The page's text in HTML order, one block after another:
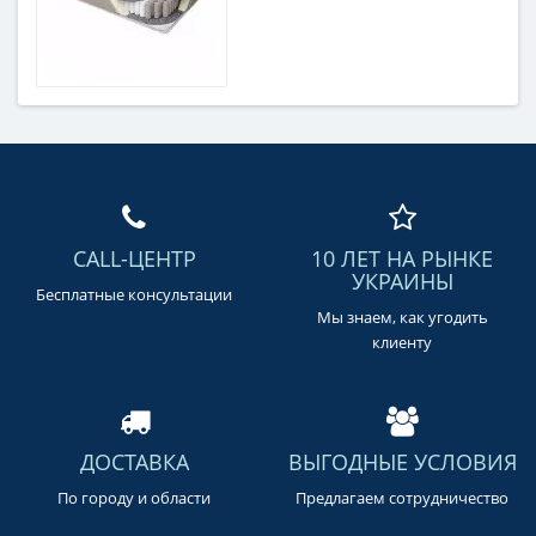
CALL-ЦЕНТР
Бесплатные консультации
10 ЛЕТ НА РЫНКЕ
УКРАИНЫ
Мы знаем, как угодить
клиенту
ДОСТАВКА
По городу и области
ВЫГОДНЫЕ УСЛОВИЯ
Предлагаем сотрудничество